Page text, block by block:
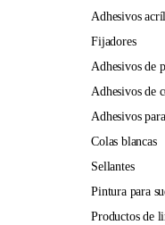
adhesivos
fijadores
adhesivos de
adhesivos de
adhesivos
colas blancas
sellantes
pintura para
productos de